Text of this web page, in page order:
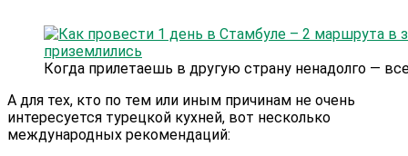
Когда прилетаешь в другую страну ненадолго —
А для тех, кто по тем или иным причинам не очень
интересуется турецкой кухней, вот несколько
международных рекомендаций: